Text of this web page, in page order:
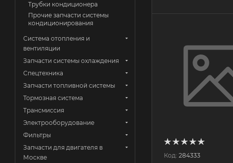
Код: 284333
Трубки кондиционера
Прочие запчасти системы
кондиционирования
Система отопления и
вентиляции
Запчасти системы охлаждения
Спецтехника
Запчасти топливной системы
Тормозная система
Трансмиссия
Электрооборудование
Фильтры
Запчасти для двигателя в
Москве